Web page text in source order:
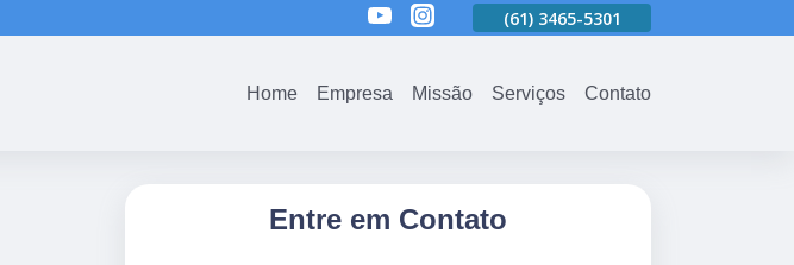
3465-5301 (61) 3465-5301
Home Empresa Missão Serviços Contato
Entre em Contato